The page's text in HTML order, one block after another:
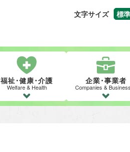
文字サイズ 標準
文
福祉･健康･介護
Welfare & Health
企業･事業者
Companies &